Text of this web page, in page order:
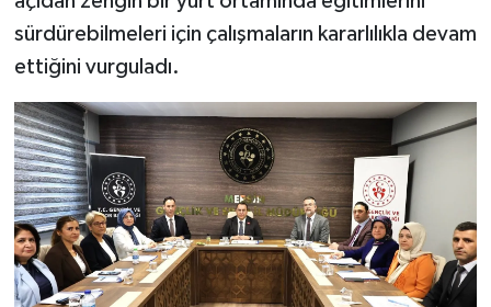
sürdürebilmeleri için çalışmaların kararlılıkla devam
ettiğini vurguladı.